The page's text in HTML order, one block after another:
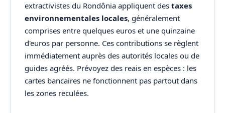
extractivistes du Rondônia appliquent des taxes
environnementales locales, généralement
comprises entre quelques euros et une quinzaine
d'euros par personne. Ces contributions se règlent
immédiatement auprès des autorités locales ou de
guides agréés. Prévoyez des reais en espèces : les
cartes bancaires ne fonctionnent pas partout dans
les zones reculées.